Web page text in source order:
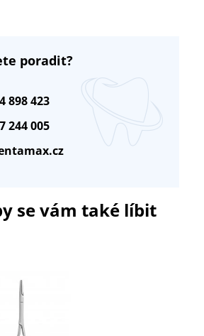
poradit?
244 005
898 423
se vám také líbit